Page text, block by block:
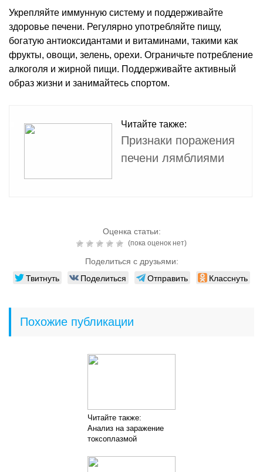
Укрепляйте иммунную систему и поддерживайте
здоровье печени. Регулярно употребляйте пищу,
богатую антиоксидантами и витаминами, такими как
фрукты, овощи, зелень, орехи. Ограничьте потребление
алкоголя и жирной пищи. Поддерживайте активный
образ жизни и занимайтесь спортом.
Читайте также:
Признаки поражения
печени лямблиями
Оценка статьи:
(пока оценок нет)
Поделиться с друзьями:
Твитнуть Поделиться Отправить Класснуть
Похожие публикации
Читайте также:
Анализ на заражение
токсоплазмой